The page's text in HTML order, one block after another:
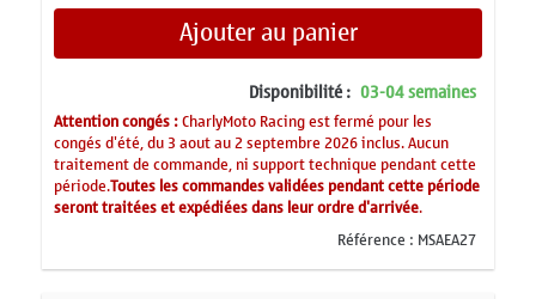
Ajouter au panier
Disponibilité : 03-04 semaines
Attention congés :CharlyMoto Racing est fermé pour les
congés d'été, du 3 aout au 2 septembre 2026 inclus. Aucun
traitement de commande, ni support technique pendant cette
période.Toutes les commandes validées pendant cette période
seront traitées et expédiées dans leur ordre d'arrivée.
Référence : MSAEA27